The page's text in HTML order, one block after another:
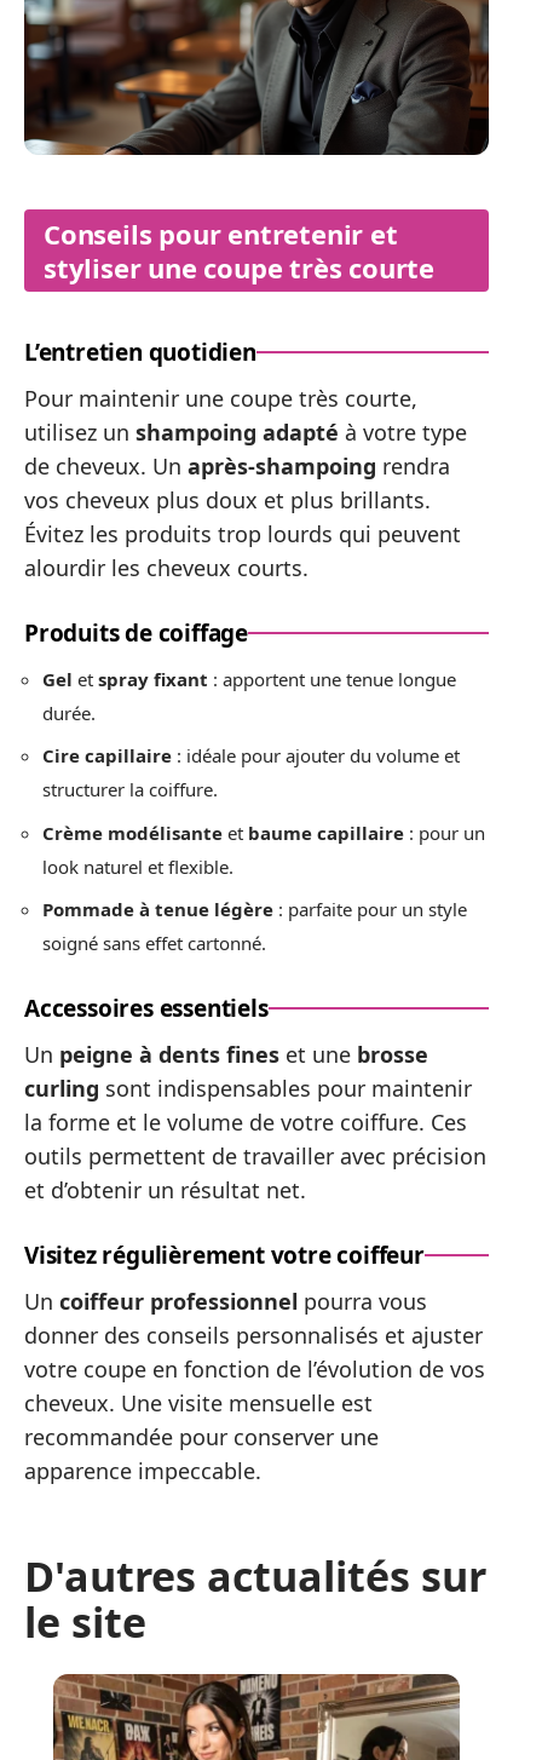
Conseils pour entretenir et
styliser une coupe très courte
L’entretien quotidien
Pour maintenir une coupe très courte,
utilisez un shampoing adapté à votre type
de cheveux. Un après-shampoing rendra
vos cheveux plus doux et plus brillants.
Évitez les produits trop lourds qui peuvent
alourdir les cheveux courts.
Produits de coiffage
Gel et spray fixant : apportent une tenue longue
durée.
Cire capillaire : idéale pour ajouter du volume et
structurer la coiffure.
Crème modélisante et baume capillaire : pour un
look naturel et flexible.
Pommade à tenue légère : parfaite pour un style
soigné sans effet cartonné.
Accessoires essentiels
Un peigne à dents fines et une brosse
curling sont indispensables pour maintenir
la forme et le volume de votre coiffure. Ces
outils permettent de travailler avec précision
et d’obtenir un résultat net.
Visitez régulièrement votre coiffeur
Un coiffeur professionnel pourra vous
donner des conseils personnalisés et ajuster
votre coupe en fonction de l’évolution de vos
cheveux. Une visite mensuelle est
recommandée pour conserver une
apparence impeccable.
D'autres actualités sur
le site